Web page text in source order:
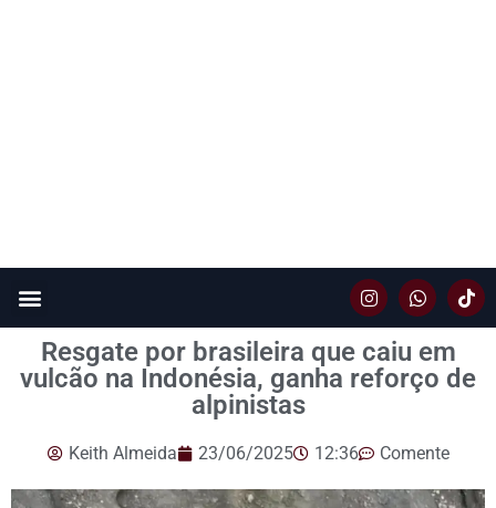
Resgate por brasileira que caiu em
vulcão na Indonésia, ganha reforço de
alpinistas
Keith Almeida 23/06/2025 12:36 Comente